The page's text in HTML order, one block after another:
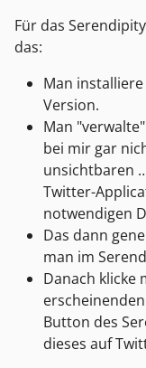
Für das
das:
Man
Version.
Man
bei mir gar
unsichtbaren
Twitter-
notwendigen
Das dann
man im
Danach klicke
Button des
dieses auf